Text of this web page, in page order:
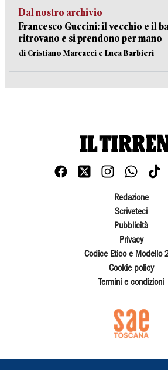
Dal nostro archivio
Francesco Guccini: il vecchio e il
ritrovano e si prendono per mano
di Cristiano Marcacci e Luca Barbieri
Redazione
Scriveteci
Pubblicità
Privacy
Codice Etico e Modello
Cookie policy
Termini e condizioni